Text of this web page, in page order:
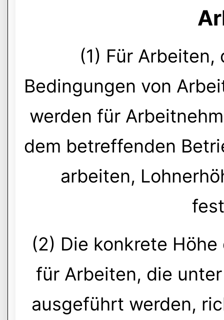
(1) Für
Bedingungen von
werden für
dem betreffenden
arbeiten,
(2) Die konkrete
für Arbeiten, die
ausgeführt werden,